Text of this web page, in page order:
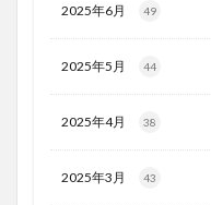
2025年6月 49
2025年5月 44
2025年4月 38
2025年3月 43